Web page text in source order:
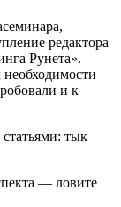
редактора
Рунета».
и к
тык
— ловите